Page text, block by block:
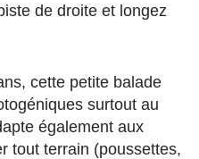
de droite et longez
cette petite balade
surtout au
également aux
tout terrain (poussettes,